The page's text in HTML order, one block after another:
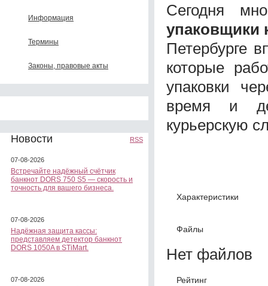
Информация
Термины
Законы, правовые акты
Новости RSS
07-08-2026
Встречайте надёжный счётчик
банкнот DORS 750 S5 — скорость и
точность для вашего бизнеса.
07-08-2026
Надёжная защита кассы:
представляем детектор банкнот
DORS 1050A в STiMart.
07-08-2026
Сегодня
упаковщики
Петербурге
которые
упаковки
время и
курьерскую
Характеристики
Файлы
Нет файлов
Рейтинг